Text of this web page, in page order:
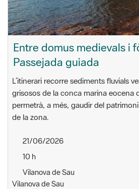
Entre domus medievals i
Passejada guiada
L’itinerari recorre sediments fluvials
grisosos de la conca marina eocena
permetrà, a més, gaudir del
de la zona.
21/06/2026
10 h
Vilanova de Sau
Vilanova de Sau